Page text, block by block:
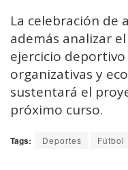
La celebración de
además analizar
ejercicio deportivo
organizativas y
sustentará el
próximo curso.
Tags: Deportes Fútbol